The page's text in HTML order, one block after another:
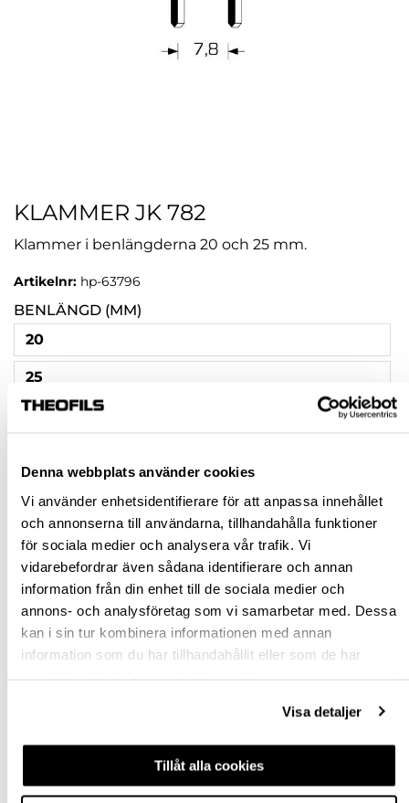
Denna webbplats använder cookies
Vi använder enhetsidentifierare för att anpassa innehållet
och annonserna till användarna, tillhandahålla funktioner
för sociala medier och analysera vår trafik. Vi
vidarebefordrar även sådana identifierare och annan
information från din enhet till de sociala medier och
annons- och analysföretag som vi samarbetar med. Dessa
kan i sin tur kombinera informationen med annan
information som du har tillhandahållit eller som de har
Visa detaljer
Tillåt alla cookies
KLAMMER JK 782
Klammer i benlängderna 20 och 25 mm.
Artikelnr: hp-63796
BENLÄNGD (MM)
20
25
VÄLJ VARIANT
Snabba leveranser
Hämta i butik
Ledande leverantör i Sverige
RECENSIONER